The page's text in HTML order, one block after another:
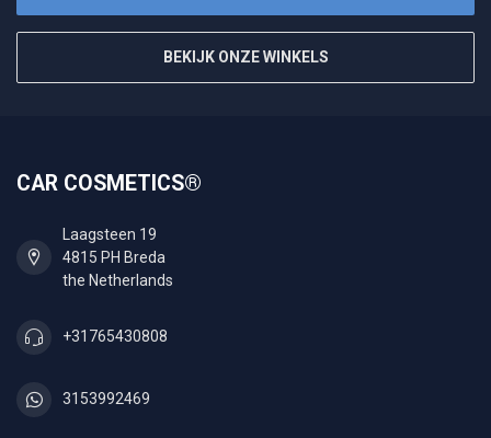
BEKIJK ONZE WINKELS
CAR COSMETICS®
Laagsteen 19
4815 PH Breda
the Netherlands
+31765430808
3153992469